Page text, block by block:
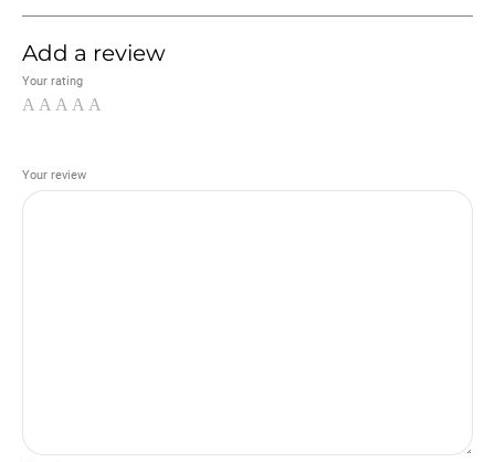
Add a review
Your rating
Your review